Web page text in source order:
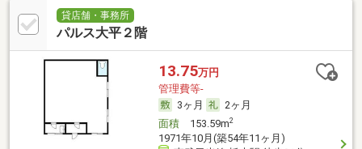
貸店舗・事務所
パルス大平２階
13.75万円
管理費等-
3ヶ月
2ヶ月
面積153.59m2
1971年10月(築54年11ヶ月)